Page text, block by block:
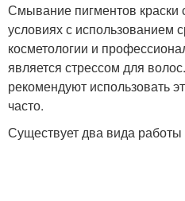
Смывание пигментов
условиях с использованием
косметологии и
является стрессом для
рекомендуют использовать
часто.
Существует два вида